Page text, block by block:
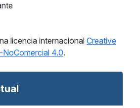
licencia internacional Creative
4.0.